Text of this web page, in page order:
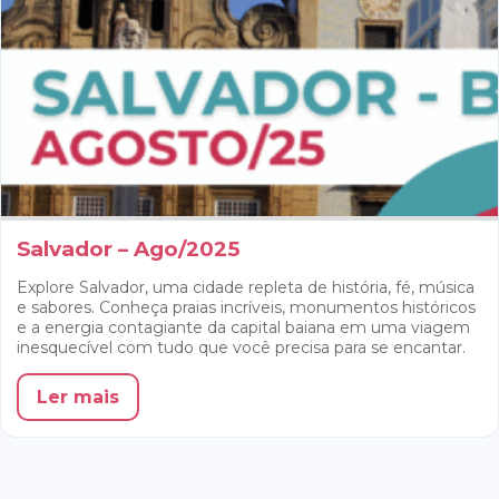
Salvador – Ago/2025
Explore Salvador, uma cidade repleta de história, fé, música
e sabores. Conheça praias incríveis, monumentos históricos
e a energia contagiante da capital baiana em uma viagem
inesquecível com tudo que você precisa para se encantar.
Ler mais